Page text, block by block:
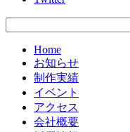
Home
お知らせ
制作実績
イベント
アクセス
会社概要